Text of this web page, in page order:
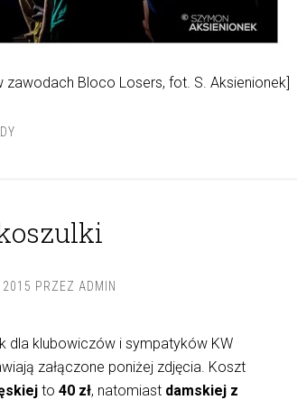
Bloco Losers, fot. S. Aksienionek]
2015 PRZEZ ADMIN
dla klubowiczów i sympatyków KW
załączone poniżej zdjęcia. Koszt
to 40 zł, natomiast damskiej z